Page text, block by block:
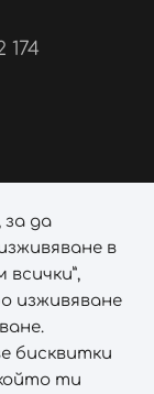
за да
в
изживяване
бисквитки
ти